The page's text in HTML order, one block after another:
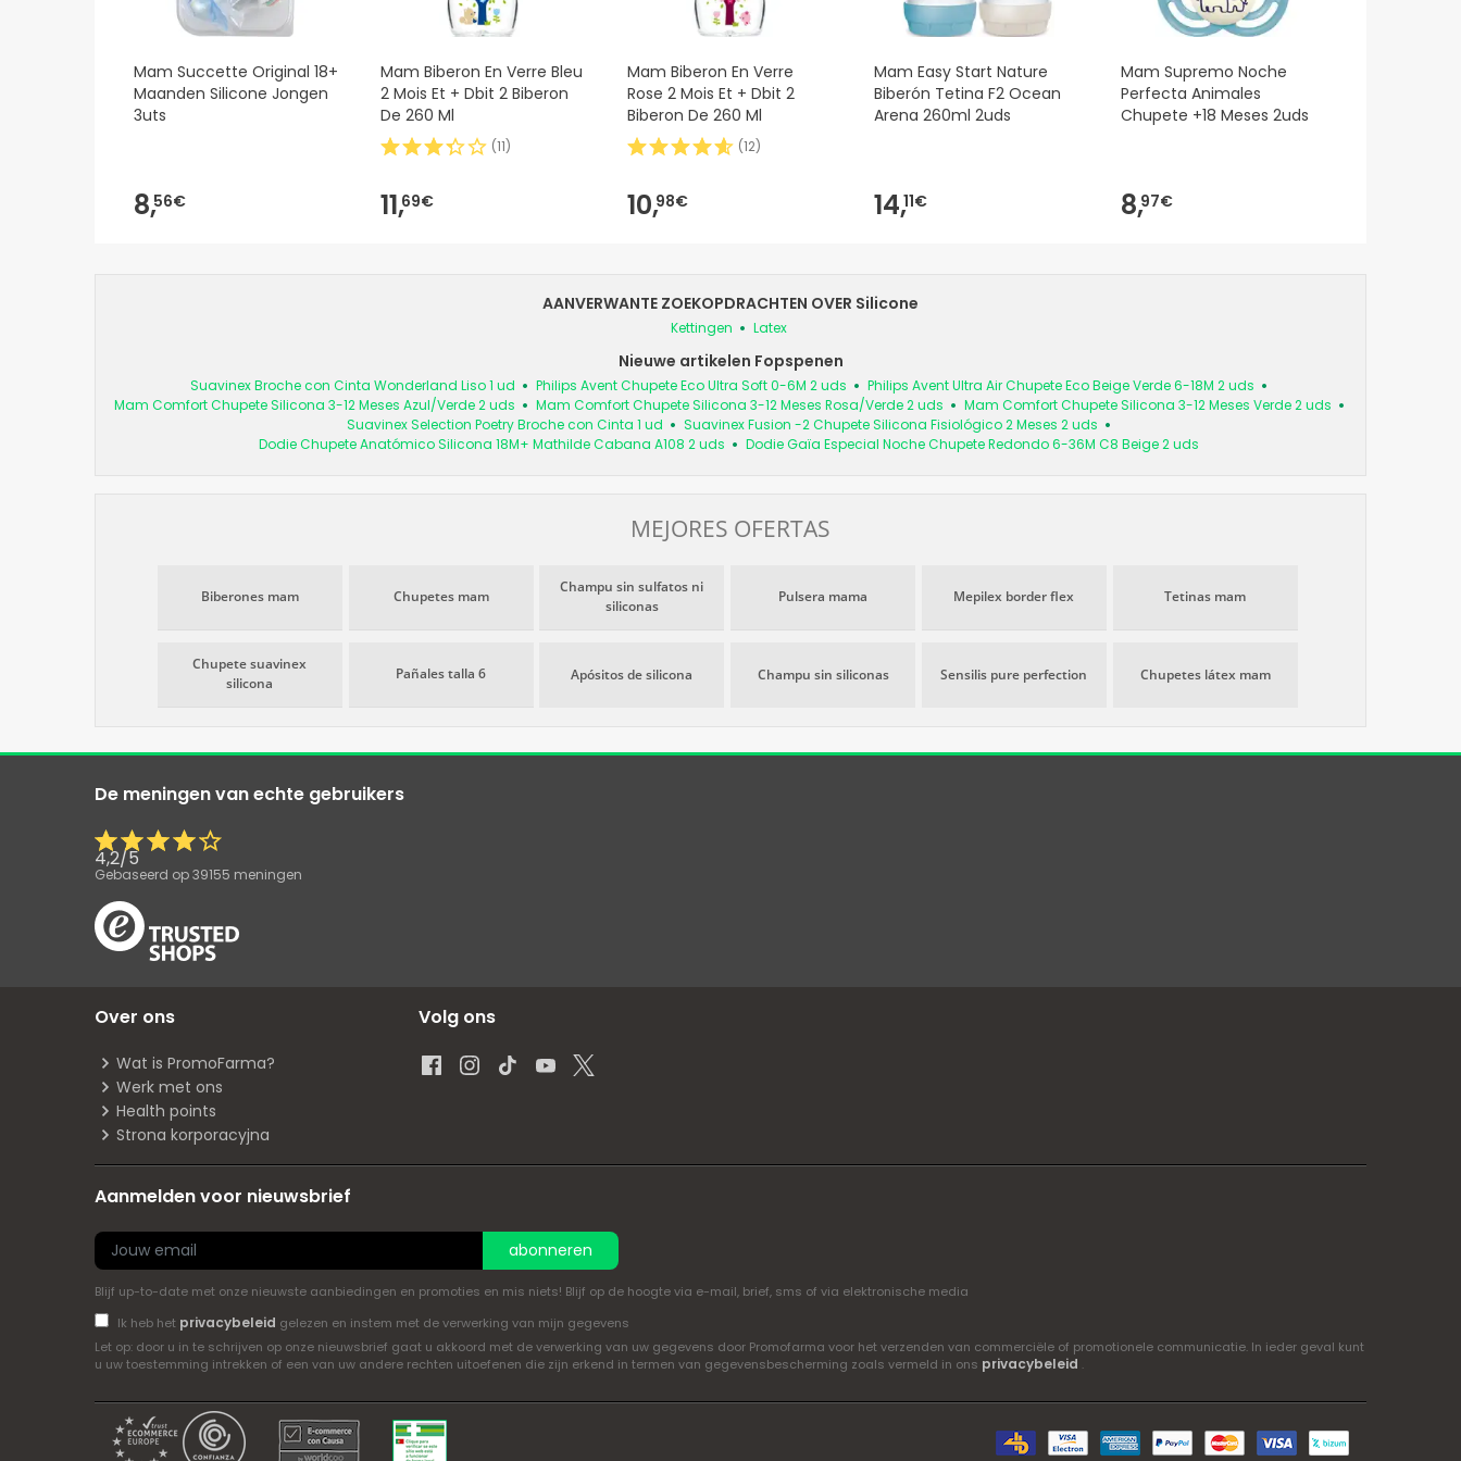
Mam Succette Original 18+
Maanden Silicone Jongen
3uts
8,56€
Mam Biberon En Verre Bleu
2 Mois Et + Dbit 2 Biberon
De 260 Ml
(11)
11,69€
Mam Biberon En Verre
Rose 2 Mois Et + Dbit 2
Biberon De 260 Ml
(12)
10,98€
Mam Easy Start Nature
Biberón Tetina F2 Ocean
Arena 260ml 2uds
14,11€
Mam Supremo Noche
Perfecta Animales
Chupete +18 Meses 2uds
8,97€
AANVERWANTE ZOEKOPDRACHTEN OVER Silicone
Kettingen Latex
Nieuwe artikelen Fopspenen
Suavinex Broche con Cinta Wonderland Liso 1 ud Philips Avent Chupete Eco Ultra Soft 0-6M 2 uds
Philips Avent Ultra Air Chupete Eco Beige Verde 6-18M 2 uds
Mam Comfort Chupete Silicona 3-12 Meses Azul/Verde 2 uds
Mam Comfort Chupete Silicona 3-12 Meses Rosa/Verde 2 uds
Mam Comfort Chupete Silicona 3-12 Meses Verde 2 uds
Suavinex Selection Poetry Broche con Cinta 1 ud
Suavinex Fusion -2 Chupete Silicona Fisiológico 2 Meses 2 uds
Dodie Chupete Anatómico Silicona 18M+ Mathilde Cabana A108 2 uds
Dodie Gaïa Especial Noche Chupete Redondo 6-36M C8 Beige 2 uds
MEJORES OFERTAS
Biberones mam Chupetes mam
Champu sin sulfatos ni
siliconas
Pulsera mama Mepilex border flex Tetinas mam
Chupete suavinex
silicona
Pañales talla 6 Apósitos de silicona Champu sin siliconas Sensilis pure perfection Chupetes látex mam
De meningen van echte gebruikers
4,2/5
Gebaseerd op39155 meningen
Over ons
Wat is PromoFarma?
Werk met ons
Health points
Strona korporacyjna
Volg ons
Aanmelden voor nieuwsbrief
abonneren
Blijf up-to-date met onze nieuwste aanbiedingen en promoties en mis niets! Blijf op de hoogte via e-mail, brief, sms of via elektronische media
Ik heb het privacybeleid gelezen en instem met de verwerking van mijn gegevens
Let op: door u in te schrijven op onze nieuwsbrief gaat u akkoord met de verwerking van uw gegevens door Promofarma voor het verzenden van commerciële of promotionele communicatie. In ieder geval kunt
u uw toestemming intrekken of een van uw andere rechten uitoefenen die zijn erkend in termen van gegevensbescherming zoals vermeld in ons privacybeleid .